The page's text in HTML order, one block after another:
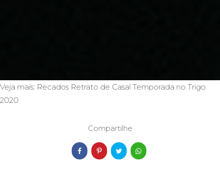
Veja mais: Recados Retrato de Casal Temporada no Trigo
2020
Compartilhe